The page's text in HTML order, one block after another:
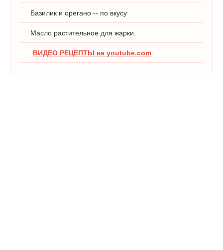
Базилик и орегано -- по вкусу
Масло растительное для жарки.
ВИДЕО РЕЦЕПТЫ на youtube.com